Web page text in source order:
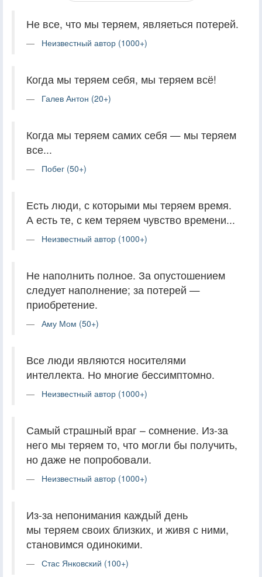
Не все, что мы теряем, являеться потерей.
Неизвестный автор (1000+)
Когда мы теряем себя, мы теряем всё!
Галев Антон (20+)
Когда мы теряем самих себя — мы теряем
все...
Побег (50+)
Есть люди, с которыми мы теряем время.
А есть те, с кем теряем чувство времени...
Неизвестный автор (1000+)
Не наполнить полное. За опустошением
следует наполнение; за потерей —
приобретение.
Аму Мом (50+)
Все люди являются носителями
интеллекта. Но многие бессимптомно.
Неизвестный автор (1000+)
Самый страшный враг – сомнение. Из-за
него мы теряем то, что могли бы получить,
но даже не попробовали.
Неизвестный автор (1000+)
Из-за непонимания каждый день
мы теряем своих близких, и живя с ними,
становимся одинокими.
Стас Янковский (100+)